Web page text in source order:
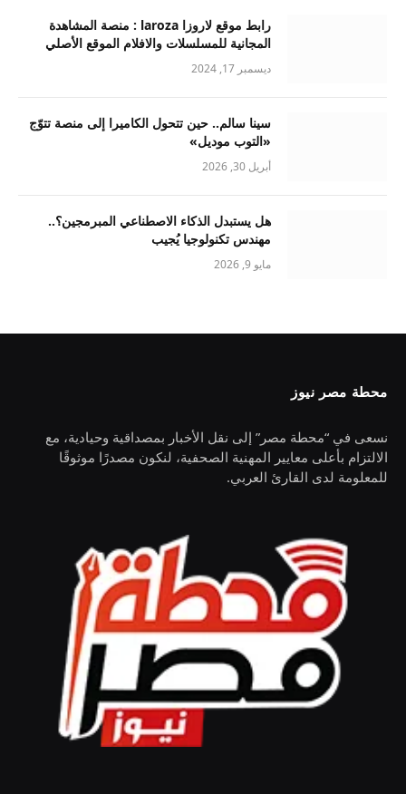
رابط موقع لاروزا laroza : منصة المشاهدة
المجانية للمسلسلات والافلام الموقع الأصلي
ديسمبر 17, 2024
سينا سالم.. حين تتحول الكاميرا إلى منصة تتوّج
«التوب موديل»
أبريل 30, 2026
هل يستبدل الذكاء الاصطناعي المبرمجين؟..
مهندس تكنولوجيا يُجيب
مايو 9, 2026
محطة مصر نيوز
نسعى في “محطة مصر” إلى نقل الأخبار بمصداقية وحيادية، مع
الالتزام بأعلى معايير المهنية الصحفية، لنكون مصدرًا موثوقًا
للمعلومة لدى القارئ العربي.